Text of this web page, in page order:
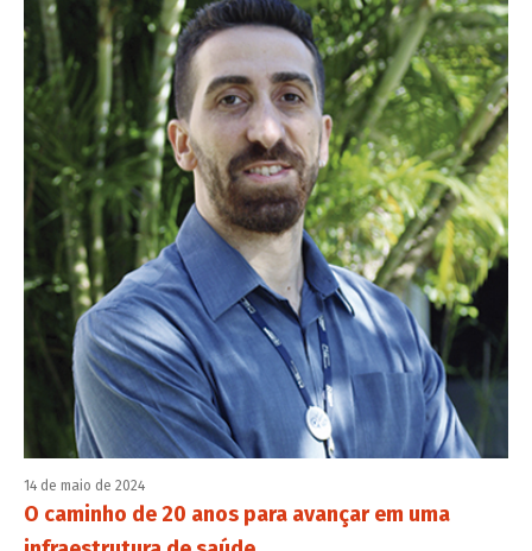
14 de maio de 2024
O caminho de 20 anos para avançar em uma